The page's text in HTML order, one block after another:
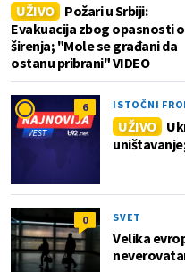
UŽIVO
Požari u Srbiji:
Evakuacija zbog opasnosti
širenja; "Mole se građani da
ostanu pribrani" VIDEO
6 ISTOČNI
UŽIVO
0 SVET
Velika